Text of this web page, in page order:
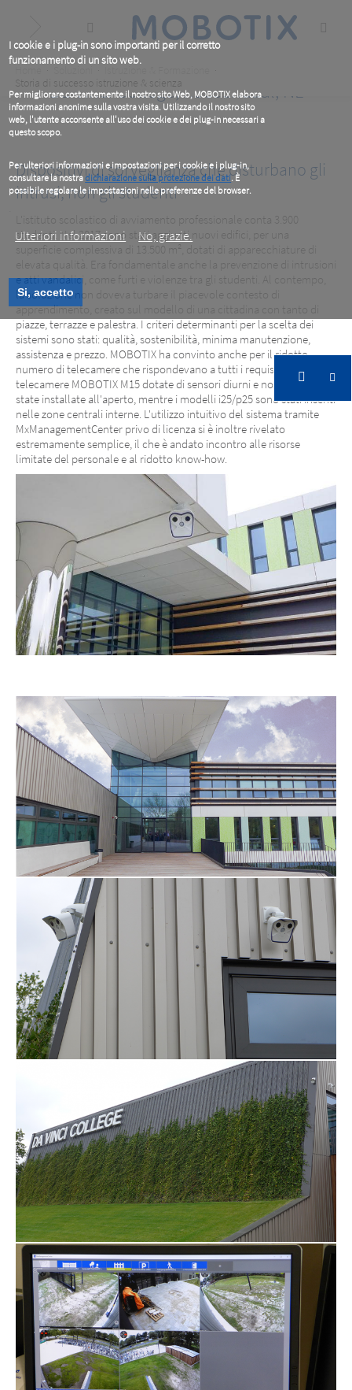
I cookie e i plug-in sono importanti per il corretto
funzionamento di un sito web.
Per migliorare costantemente il nostro sito Web, MOBOTIX elabora
informazioni anonime sulla vostra visita. Utilizzando il nostro sito
web, l'utente acconsente all'uso dei cookie e dei plug-in necessari a
questo scopo.
Per ulteriori informazioni e impostazioni per i cookie e i plug-in,
consultare la nostradichiarazione sulla protezione dei dati. È
possibile regolare le impostazioni nelle preferenze del browser.
Ulteriori informazioni
No, grazie.
Si, accetto
content
Breadcrumb
Storia di successo istruzione & scienza
Da Vinci College, Roosendaal, NL
Dispositivi di sorveglianza che disturbano gli
intrusi, non gli studenti
L'istituto scolastico di avviamento professionale conta 3.900
studenti. Nel 2017 sono stati aggiunti nuovi edifici, per una
superficie complessiva di 13.500 m², dotati di apparecchiature di
elevata qualità. Era fondamentale anche la prevenzione di intrusioni
e atti vandalici, come furti e violenze tra gli studenti. Al contempo,
la soluzione non doveva turbare il piacevole contesto di
apprendimento, creato sul modello di una cittadina con tanto di
piazze, terrazze e palestra. I criteri determinanti per la scelta dei
sistemi sono stati: qualità, sostenibilità, minima manutenzione,
assistenza e prezzo. MOBOTIX ha convinto anche per il ridotto
numero di telecamere che rispondevano a tutti i requisiti. Inoltre, le
telecamere MOBOTIX M15 dotate di sensori diurni e notturni sono
state installate all'aperto, mentre i modelli i25/p25 sono stati inseriti
nelle zone centrali interne. L'utilizzo intuitivo del sistema tramite
MxManagementCenter privo di licenza si è inoltre rivelato
estremamente semplice, il che è andato incontro alle risorse
limitate del personale e al ridotto know-how.